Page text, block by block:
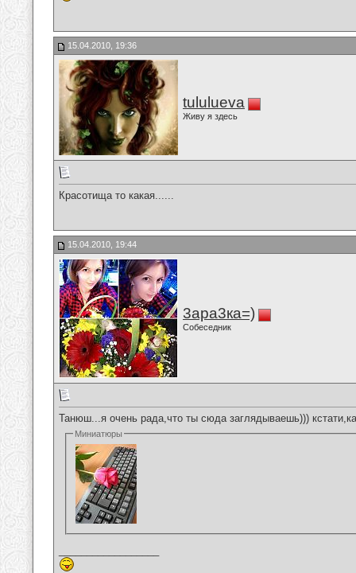
15.04.2010, 19:36
tululueva
Живу я здесь
Красотища то какая......
15.04.2010, 19:44
3ара3ка=)
Собеседник
Танюш...я очень рада,что ты сюда заглядываешь)))
Миниатюры